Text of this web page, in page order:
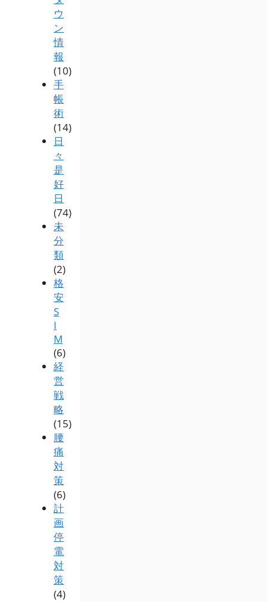
ウ
ン
情
報
(10)
手
帳
術
(14)
日
々
是
好
日
(74)
未
分
類
(2)
格
安
S
I
M
(6)
経
営
戦
略
(15)
腰
痛
対
策
(6)
計
画
停
電
対
策
(4)